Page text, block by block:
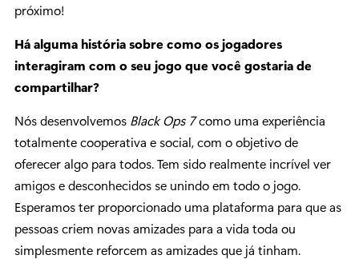
próximo!
Há alguma história sobre como os jogadores
interagiram com o seu jogo que você gostaria de
compartilhar?
Nós desenvolvemos Black Ops 7como uma experiência
totalmente cooperativa e social, com o objetivo de
oferecer algo para todos. Tem sido realmente incrível ver
amigos e desconhecidos se unindo em todo o jogo.
Esperamos ter proporcionado uma plataforma para que as
pessoas criem novas amizades para a vida toda ou
simplesmente reforcem as amizades que já tinham.